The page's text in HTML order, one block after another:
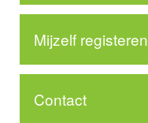
Mijzelf registeren
Contact